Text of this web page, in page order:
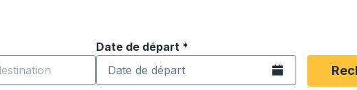
puis utilisez les touches fléchées pour accéder à la
la ville de destination pour ouvrir les options de localisation, puis
Date de départ *
Tapez la date au format date Barre oblique
Ouvrez le calendrier.